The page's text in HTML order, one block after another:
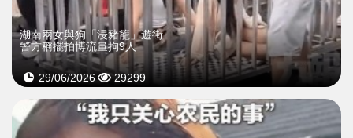
湖南兩女與狗「浸豬籠」遊街
警方稱擺拍博流量拘9人
29/06/2026 29299